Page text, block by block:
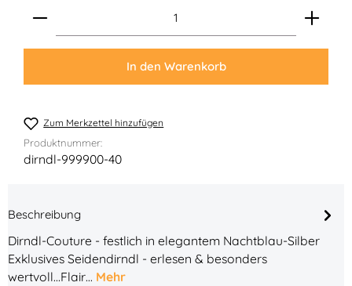
Produkt Anzahl: Gib den gewünschten Wert ein
In den Warenkorb
Zum Merkzettel hinzufügen
Produktnummer:
dirndl-999900-40
Beschreibung
Dirndl-Couture - festlich in elegantem Nachtblau-Silber
Exklusives Seidendirndl - erlesen & besonders
wertvoll...Flair… Mehr